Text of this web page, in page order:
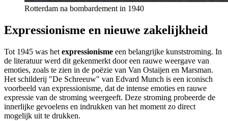
Rotterdam na bombardement in 1940
Expressionisme en nieuwe zakelijkheid
Tot 1945 was het expressionisme een belangrijke kunststroming. In
de literatuur werd dit gekenmerkt door een rauwe weergave van
emoties, zoals te zien in de poëzie van Van Ostaijen en Marsman.
Het schilderij "De Schreeuw" van Edvard Munch is een iconisch
voorbeeld van expressionisme, dat de intense emoties en rauwe
expressie van de stroming weergeeft. Deze stroming probeerde de
innerlijke gevoelens en indrukken van het moment zo direct
mogelijk uit te drukken.